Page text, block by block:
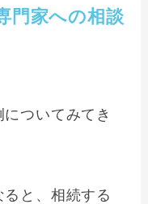
門家への相談
ついてみてき
と、相続する